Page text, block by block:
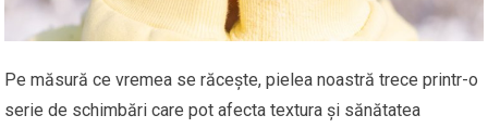
Pe măsură ce vremea se răcește, pielea noastră trece printr-o
serie de schimbări care pot afecta textura și sănătatea